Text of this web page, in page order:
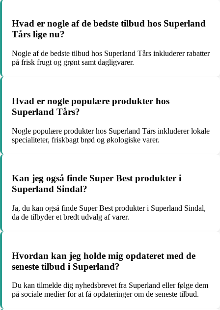
Hvad er nogle af de bedste tilbud hos Superland
Tårs lige nu?
Nogle af de bedste tilbud hos Superland Tårs inkluderer rabatter
på frisk frugt og grønt samt dagligvarer.
Hvad er nogle populære produkter hos
Superland Tårs?
Nogle populære produkter hos Superland Tårs inkluderer lokale
specialiteter, friskbagt brød og økologiske varer.
Kan jeg også finde Super Best produkter i
Superland Sindal?
Ja, du kan også finde Super Best produkter i Superland Sindal,
da de tilbyder et bredt udvalg af varer.
Hvordan kan jeg holde mig opdateret med de
seneste tilbud i Superland?
Du kan tilmelde dig nyhedsbrevet fra Superland eller følge dem
på sociale medier for at få opdateringer om de seneste tilbud.